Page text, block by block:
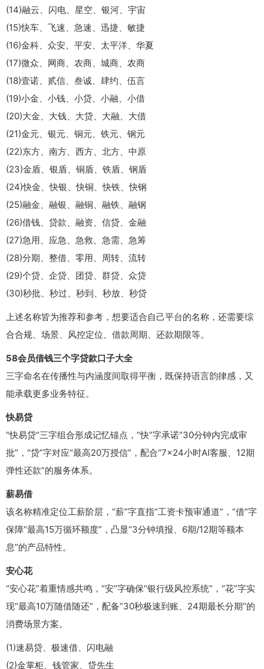
(14)融云、闪电、星空、银河、宇宙
(15)快车、飞速、急速、迅捷、敏捷
(16)金科、众安、平安、太平洋、华夏
(17)微众、网商、农商、城商、农商
(18)壹诺、贰信、叁诚、肆约、伍言
(19)小金、小钱、小贷、小融、小借
(20)大金、大钱、大贷、大融、大借
(21)金元、银元、铜元、铁元、钢元
(22)东方、南方、西方、北方、中原
(23)金盾、银盾、铜盾、铁盾、钢盾
(24)快金、快银、快铜、快铁、快钢
(25)融金、融银、融铜、融铁、融钢
(26)借钱、贷款、融资、信贷、金融
(27)急用、应急、急救、急需、急筹
(28)分期、整借、零用、周转、流转
(29)个贷、企贷、团贷、群贷、众贷
(30)秒批、秒过、秒到、秒放、秒贷
上述名称皆为推荐和参考，想要适合自己平台的名称，还需要综
合合规、场景、风控定位、借款周期、还款期限等。
58会员借钱三个字贷款口子大全
三字命名在传播性与内涵度间取得平衡，既保持语言韵律感，又
能承载更多业务特征。
快易贷
“快易贷”三字组合形成记忆锚点，“快”字承诺“30分钟内完成审
批”，“贷”字对应“最高20万授信”，配合“7×24小时AI客服、12期
弹性还款”的服务体系。
薪易借
该名称精准定位工薪阶层，“薪”字直指“工资卡预审通道”，“借”字
保障“最高15万循环额度”，凸显“3分钟填报、6期/12期等额本
息”的产品特性。
安心花
“安心花”着重情感共鸣，“安”字确保“银行级风控系统”，“花”字实
现“最高10万随借随还”，配备“30秒极速到账、24期最长分期”的
消费场景方案。
(1)速易贷、极速借、闪电融
(2)金掌柜、钱管家、贷先生